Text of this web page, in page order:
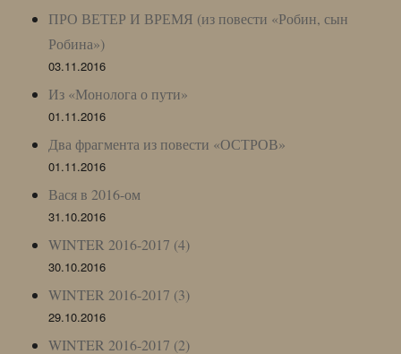
ПРО ВЕТЕР И ВРЕМЯ (из повести «Робин, сын
Робина»)
03.11.2016
Из «Монолога о пути»
01.11.2016
Два фрагмента из повести «ОСТРОВ»
01.11.2016
Вася в 2016-ом
31.10.2016
WINTER 2016-2017 (4)
30.10.2016
WINTER 2016-2017 (3)
29.10.2016
WINTER 2016-2017 (2)